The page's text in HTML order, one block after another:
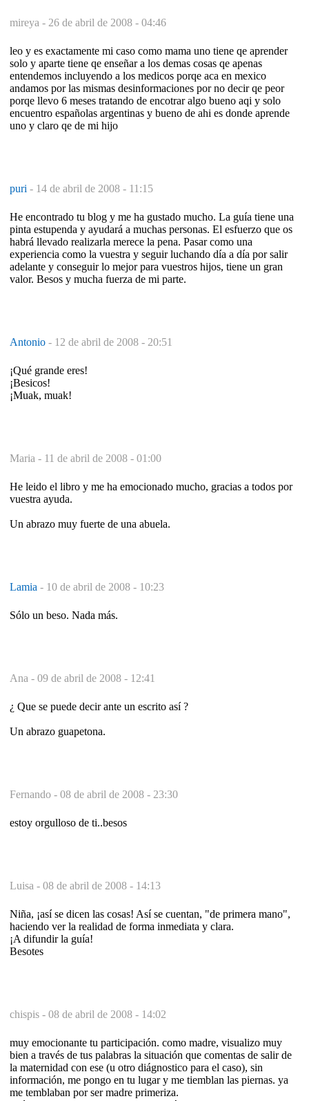
mireya - 26 de abril de 2008 - 04:46
leo y es exactamente mi caso como mama uno tiene qe aprender
solo y aparte tiene qe enseñar a los demas cosas qe apenas
entendemos incluyendo a los medicos porqe aca en mexico
andamos por las mismas desinformaciones por no decir qe peor
porqe llevo 6 meses tratando de encotrar algo bueno aqi y solo
encuentro españolas argentinas y bueno de ahi es donde aprende
uno y claro qe de mi hijo
puri - 14 de abril de 2008 - 11:15
He encontrado tu blog y me ha gustado mucho. La guía tiene una
pinta estupenda y ayudará a muchas personas. El esfuerzo que os
habrá llevado realizarla merece la pena. Pasar como una
experiencia como la vuestra y seguir luchando día a día por salir
adelante y conseguir lo mejor para vuestros hijos, tiene un gran
valor. Besos y mucha fuerza de mi parte.
Antonio - 12 de abril de 2008 - 20:51
¡Qué grande eres!
¡Besicos!
¡Muak, muak!
Maria - 11 de abril de 2008 - 01:00
He leido el libro y me ha emocionado mucho, gracias a todos por
vuestra ayuda.
Un abrazo muy fuerte de una abuela.
Lamia - 10 de abril de 2008 - 10:23
Sólo un beso. Nada más.
Ana - 09 de abril de 2008 - 12:41
¿ Que se puede decir ante un escrito así ?
Un abrazo guapetona.
Fernando - 08 de abril de 2008 - 23:30
estoy orgulloso de ti..besos
Luisa - 08 de abril de 2008 - 14:13
Niña, ¡así se dicen las cosas! Así se cuentan, "de primera mano",
haciendo ver la realidad de forma inmediata y clara.
¡A difundir la guía!
Besotes
chispis - 08 de abril de 2008 - 14:02
muy emocionante tu participación. como madre, visualizo muy
bien a través de tus palabras la situación que comentas de salir de
la maternidad con ese (u otro diágnostico para el caso), sin
información, me pongo en tu lugar y me tiemblan las piernas. ya
me temblaban por ser madre primeriza.